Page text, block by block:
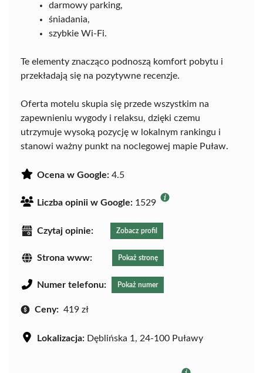
darmowy parking,
śniadania,
szybkie Wi-Fi.
Te elementy znacząco podnoszą komfort pobytu i
przekładają się na pozytywne recenzje.
Oferta motelu skupia się przede wszystkim na
zapewnieniu wygody i relaksu, dzięki czemu
utrzymuje wysoką pozycję w lokalnym rankingu i
stanowi ważny punkt na noclegowej mapie Puław.
Ocena w Google: 4.5
Liczba opinii w Google: 1529
Czytaj opinie: Zobacz profil
Strona www: Pokaż stronę
Numer telefonu: Pokaż numer
Ceny: 419 zł
Lokalizacja: Dęblińska 1, 24-100 Puławy